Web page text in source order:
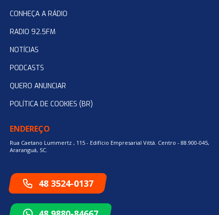
CONHEÇA A RÁDIO
RADIO 92.5FM
NOTÍCIAS
PODCASTS
QUERO ANUNCIAR
POLÍTICA DE COOKIES (BR)
ENDEREÇO
Rua Caetano Lummertz , 115 - Edifício Empresarial Vittá. Centro - 88.900-045,
Araranguá, SC.
48 3524-0137